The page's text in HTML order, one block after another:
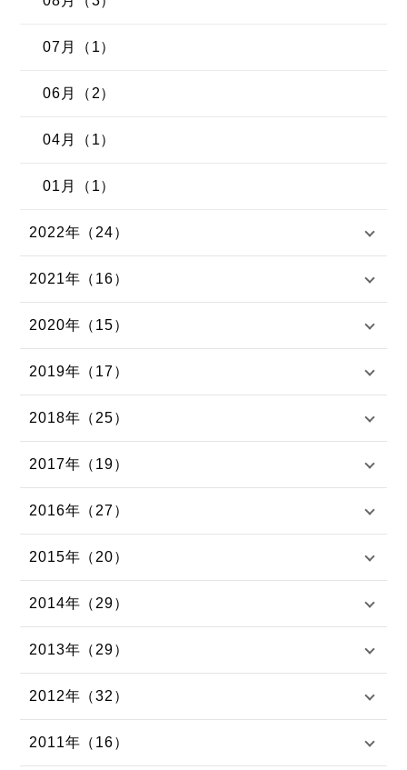
07月（1）
06月（2）
04月（1）
01月（1）
2022年（24）
2021年（16）
2020年（15）
2019年（17）
2018年（25）
2017年（19）
2016年（27）
2015年（20）
2014年（29）
2013年（29）
2012年（32）
2011年（16）